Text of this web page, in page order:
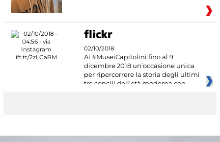
02/10/2018
Ai #MuseiCapitolini fino al 9
dicembre 2018 un’occasione unica
per ripercorrere la storia degli ultimi
tre concili dell’età moderna con